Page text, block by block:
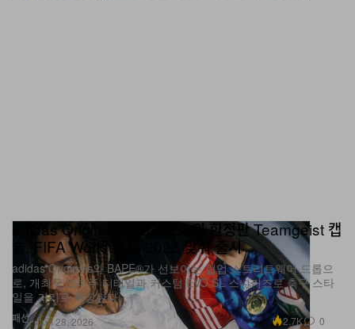
패션
adidas Originals와 BAPE®의 한정판 Teamgeist 캡
슐, FIFA World Cup 2026 맞춰 출시
adidas Originals와 BAPE®가 선보이는 협업 스트리트웨어 드롭으
로, 개최국 오마주 디테일과 커스텀 EVO SL 스니커즈로 축구 스타
일을 거리로 확장한다.
Jun 28, 2026 2.7K 0